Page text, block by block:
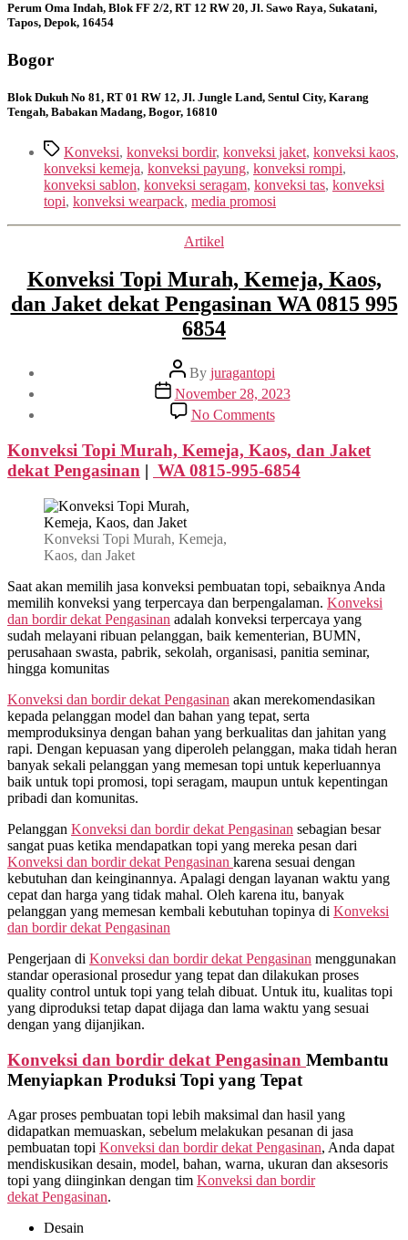
Perum Oma Indah, Blok FF 2/2, RT 12 RW 20, Jl. Sawo Raya, Sukatani,
Tapos, Depok, 16454
Bogor
Blok Dukuh No 81, RT 01 RW 12, Jl. Jungle Land, Sentul City, Karang
Tengah, Babakan Madang, Bogor, 16810
TagsKonveksi, konveksi bordir, konveksi jaket, konveksi kaos,
konveksi kemeja, konveksi payung, konveksi rompi,
konveksi sablon, konveksi seragam, konveksi tas, konveksi
topi, konveksi wearpack, media promosi
Categories
Artikel
Konveksi Topi Murah, Kemeja, Kaos,
dan Jaket dekat Pengasinan WA 0815 995
6854
Post
author
By juragantopi
Post
date
November 28, 2023
No Commentson
Konveksi
Murah,
Kemeja,
0815
995
6854
Konveksi Topi Murah, Kemeja, Kaos, dan Jaket
dekat Pengasinan | WA 0815-995-6854
Konveksi Topi Murah, Kemeja,
Kaos, dan Jaket
Saat akan memilih jasa konveksi pembuatan topi, sebaiknya Anda
memilih konveksi yang terpercaya dan berpengalaman. Konveksi
dan bordir dekat Pengasinan adalah konveksi terpercaya yang
sudah melayani ribuan pelanggan, baik kementerian, BUMN,
perusahaan swasta, pabrik, sekolah, organisasi, panitia seminar,
hingga komunitas
Konveksi dan bordir dekat Pengasinan akan merekomendasikan
kepada pelanggan model dan bahan yang tepat, serta
memproduksinya dengan bahan yang berkualitas dan jahitan yang
rapi. Dengan kepuasan yang diperoleh pelanggan, maka tidah heran
banyak sekali pelanggan yang memesan topi untuk keperluannya
baik untuk topi promosi, topi seragam, maupun untuk kepentingan
pribadi dan komunitas.
Pelanggan Konveksi dan bordir dekat Pengasinan sebagian besar
sangat puas ketika mendapatkan topi yang mereka pesan dari
Konveksi dan bordir dekat Pengasinan karena sesuai dengan
kebutuhan dan keinginannya. Apalagi dengan layanan waktu yang
cepat dan harga yang tidak mahal. Oleh karena itu, banyak
pelanggan yang memesan kembali kebutuhan topinya di Konveksi
dan bordir dekat Pengasinan
Pengerjaan di Konveksi dan bordir dekat Pengasinan menggunakan
standar operasional prosedur yang tepat dan dilakukan proses
quality control untuk topi yang telah dibuat. Untuk itu, kualitas topi
yang diproduksi tetap dapat dijaga dan lama waktu yang sesuai
dengan yang dijanjikan.
Konveksi dan bordir dekat Pengasinan Membantu
Menyiapkan Produksi Topi yang Tepat
Agar proses pembuatan topi lebih maksimal dan hasil yang
didapatkan memuaskan, sebelum melakukan pesanan di jasa
pembuatan topi Konveksi dan bordir dekat Pengasinan, Anda dapat
mendiskusikan desain, model, bahan, warna, ukuran dan aksesoris
topi yang diinginkan dengan tim Konveksi dan bordir
dekat Pengasinan.
Desain